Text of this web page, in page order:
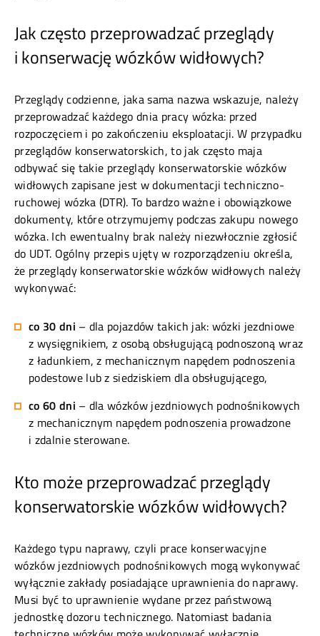
Jak często przeprowadzać przeglądy
i konserwację wózków widłowych?
Przeglądy codzienne, jaka sama nazwa wskazuje, należy
przeprowadzać każdego dnia pracy wózka: przed
rozpoczęciem i po zakończeniu eksploatacji. W przypadku
przeglądów konserwatorskich, to jak często maja
odbywać się takie przeglądy konserwatorskie wózków
widłowych zapisane jest w dokumentacji techniczno-
ruchowej wózka (DTR). To bardzo ważne i obowiązkowe
dokumenty, które otrzymujemy podczas zakupu nowego
wózka. Ich ewentualny brak należy niezwłocznie zgłosić
do UDT. Ogólny przepis ujęty w rozporządzeniu określa,
że przeglądy konserwatorskie wózków widłowych należy
wykonywać:
co 30 dni – dla pojazdów takich jak: wózki jezdniowe
z wysięgnikiem, z osobą obsługującą podnoszoną wraz
z ładunkiem, z mechanicznym napędem podnoszenia
podestowe lub z siedziskiem dla obsługującego,
co 60 dni – dla wózków jezdniowych podnośnikowych
z mechanicznym napędem podnoszenia prowadzone
i zdalnie sterowane.
Kto może przeprowadzać przeglądy
konserwatorskie wózków widłowych?
Każdego typu naprawy, czyli prace konserwacyjne
wózków jezdniowych podnośnikowych mogą wykonywać
wyłącznie zakłady posiadające uprawnienia do naprawy.
Musi być to uprawnienie wydane przez państwową
jednostkę dozoru technicznego. Natomiast badania